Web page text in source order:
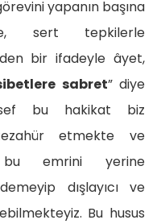
yapanın başına
sert tepkilerle
bir ifadeyle âyet,
sabret” diye
bu hakikat biz
etmekte ve
bu emrini yerine
dışlayıcı ve
Bu husus